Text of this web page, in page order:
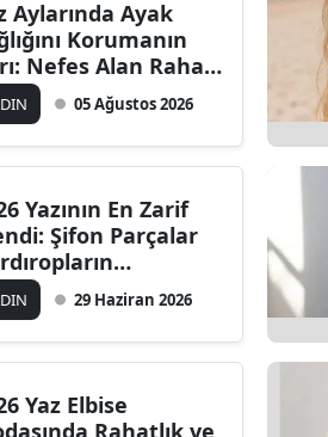
Aylarında Ayak
Korumanın
Nefes Alan Rahat
Kadınlar
Neden Bu Kadar
05 Ağustos 2026
Yazının En Zarif
Şifon Parçalar
Oluyor
29 Haziran 2026
Yaz Elbise
Rahatlık ve